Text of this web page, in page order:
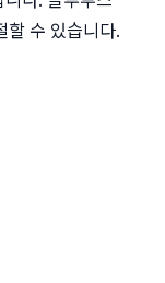
할 수 있습니다.